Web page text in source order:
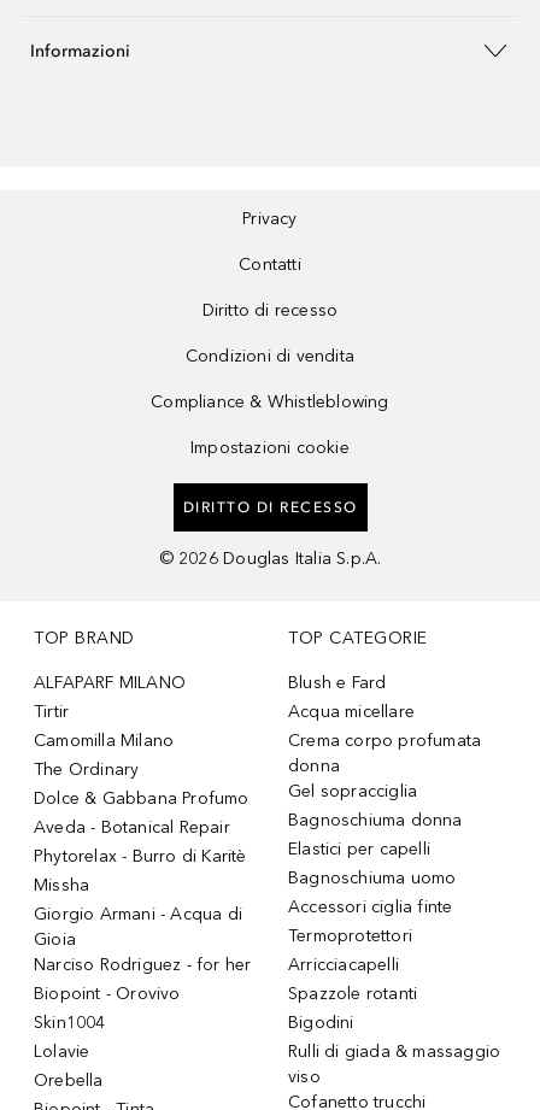
Informazioni
Privacy
Contatti
Diritto di recesso
Condizioni di vendita
Compliance & Whistleblowing
Impostazioni cookie
DIRITTO DI RECESSO
© 2026 Douglas Italia S.p.A.
TOP BRAND
ALFAPARF MILANO
Tirtir
Camomilla Milano
The Ordinary
Dolce & Gabbana Profumo
Aveda - Botanical Repair
Phytorelax - Burro di Karitè
Missha
Giorgio Armani - Acqua di
Gioia
Narciso Rodriguez - for her
Biopoint - Orovivo
Skin1004
Lolavie
Orebella
TOP CATEGORIE
Blush e Fard
Acqua micellare
Crema corpo profumata
donna
Gel sopracciglia
Bagnoschiuma donna
Elastici per capelli
Bagnoschiuma uomo
Accessori ciglia finte
Termoprotettori
Arricciacapelli
Spazzole rotanti
Bigodini
Rulli di giada & massaggio
viso
Cofanetto trucchi